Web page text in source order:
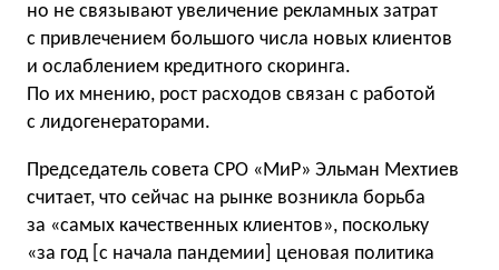
но не связывают увеличение рекламных затрат
с привлечением большого числа новых клиентов
и ослаблением кредитного скоринга.
По их мнению, рост расходов связан с работой
с лидогенераторами.
Председатель совета СРО «МиР» Эльман Мехтиев
считает, что сейчас на рынке возникла борьба
за «самых качественных клиентов», поскольку
«за год [c начала пандемии] ценовая политика